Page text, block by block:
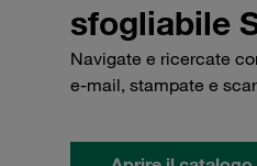
sfogliabile
Navigate e ricercate
e-mail, stampate e